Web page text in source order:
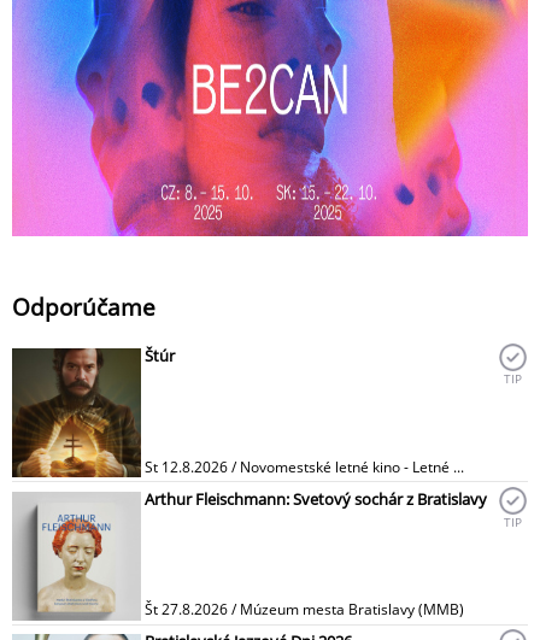
Odporúčame
Štúr
St 12.8.2026 / Novomestské letné kino - Letné ...
TIP
Arthur Fleischmann: Svetový sochár z Bratislavy
Št 27.8.2026 / Múzeum mesta Bratislavy (MMB)
TIP